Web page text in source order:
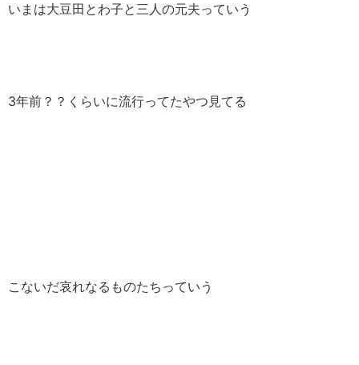
いまは大豆田とわ子と三人の元夫っていう
3年前？？くらいに流行ってたやつ見てる
こないだ哀れなるものたちっていう